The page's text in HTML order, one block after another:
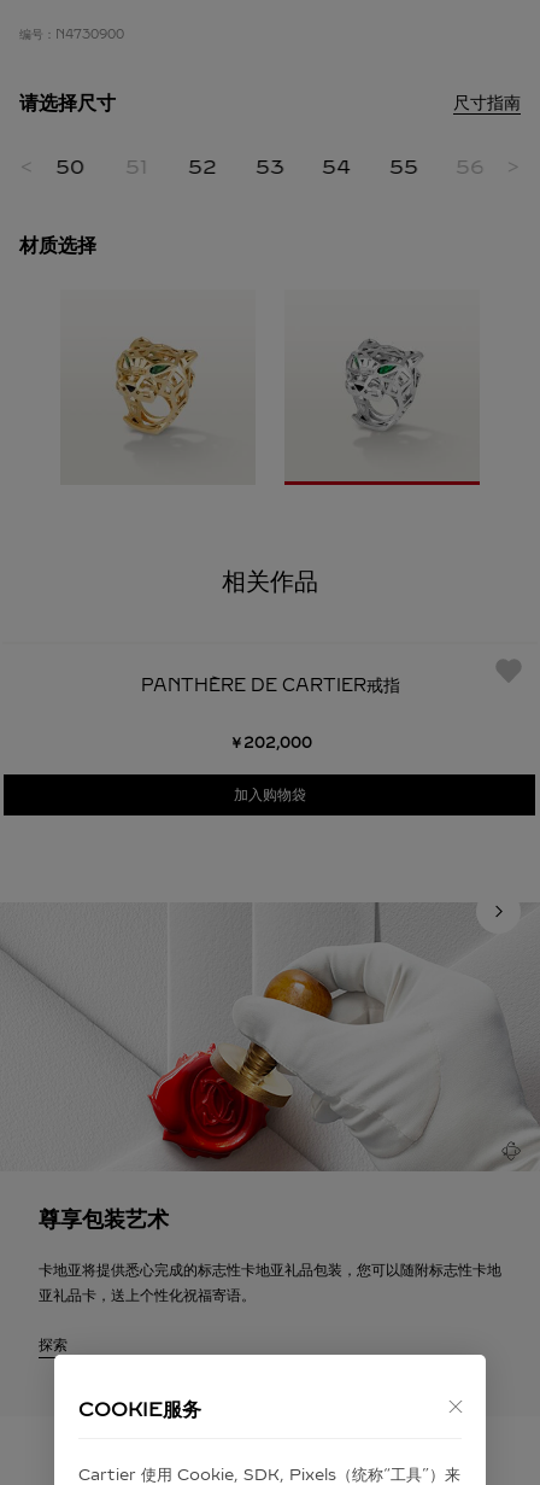
编号： N4730900
请选择尺寸 尺寸指南
50 51 52 53 54 55 56 >
<
材质选择
相关作品
PANTHÈRE DE CARTIER戒指
￥202,000
加入购物袋
尊享包装艺术
卡地亚将提供悉心完成的标志性卡地亚礼品包装，您可以随附标志性卡地
亚礼品卡，送上个性化祝福寄语。
探索
COOKIE服务
Cartier 使⽤ Cookie, SDK, Pixels（统称“⼯具”）来